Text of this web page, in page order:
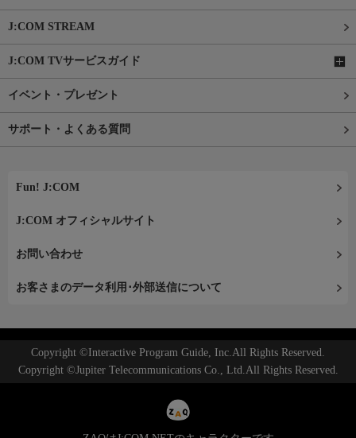
J:COM STREAM
J:COM TVサービスガイド
イベント・プレゼント
サポート・よくある質問
Fun! J:COM
J:COM オフィシャルサイト
お問い合わせ
お客さまのデータ利用･外部送信について
Copyright ©Interactive Program Guide, Inc.All Rights Reserved.
Copyright ©Jupiter Telecommunications Co., Ltd.All Rights Reserved.